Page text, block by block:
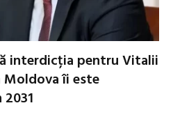
interdicția pentru Vitalii
Moldova îi este